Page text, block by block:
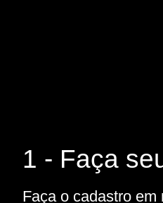
1 - Faça
Faça o cadastro